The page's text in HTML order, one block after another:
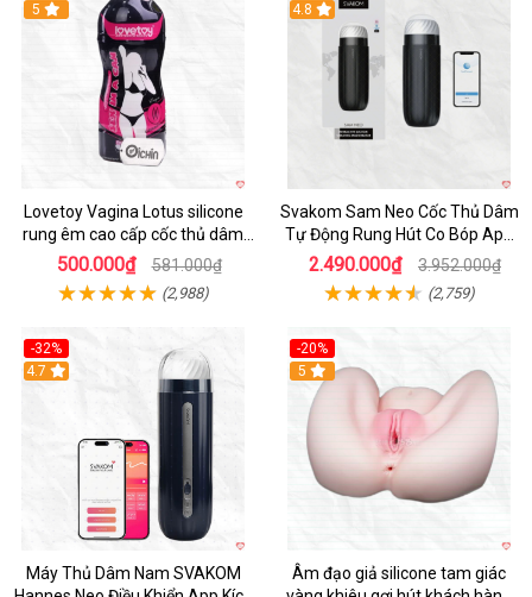
Hot
5
Lovetoy Vagina Lotus silicone
rung êm cao cấp cốc thủ dâm
nam
500.000₫ 581.000₫
(2,988)
4.8
Svakom Sam Neo Cốc Thủ Dâm
Tự Động Rung Hút Co Bóp App
Điều Khiển
2.490.000₫ 3.952.000₫
(2,759)
-32%
Hot
4.7
Máy Thủ Dâm Nam SVAKOM
-20%
Hot
5
Âm đạo giả silicone tam giác